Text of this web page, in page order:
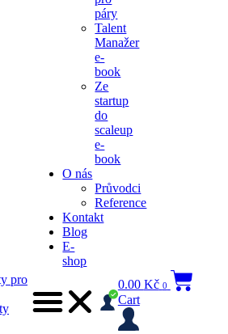
páry
Talent
Manažer
e-
book
Ze
startup
do
scaleup
e-
book
O nás
Průvodci
Reference
Kontakt
Blog
E-
shop
0.00 Kč 0
Cart